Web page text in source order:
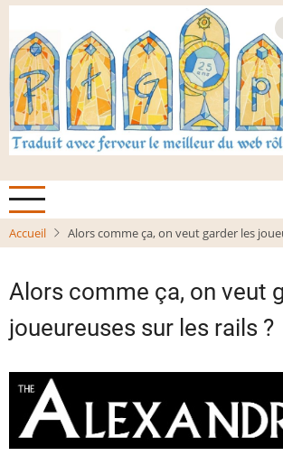
Aller
contenu
principal
Accueil Alors comme ça, on veut garder les
Alors comme ça, on veut
joueureuses sur les rails ?